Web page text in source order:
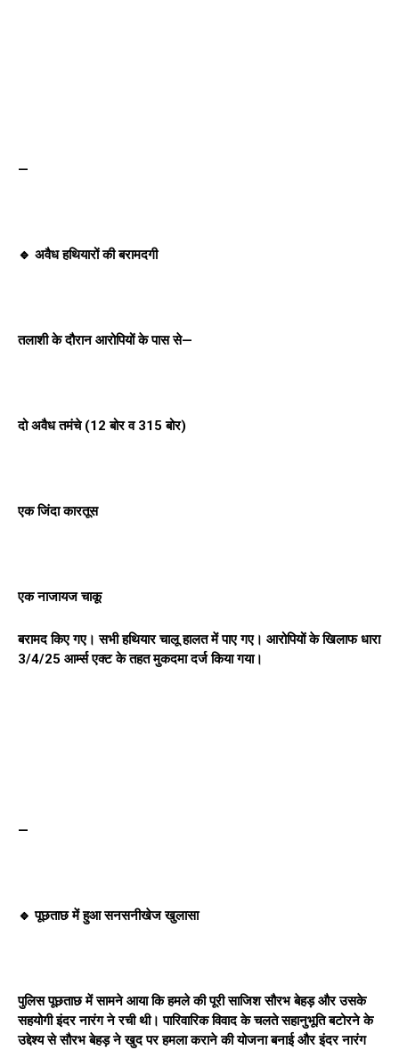
—
🔹 अवैध हथियारों की बरामदगी
तलाशी के दौरान आरोपियों के पास से—
दो अवैध तमंचे (12 बोर व 315 बोर)
एक जिंदा कारतूस
एक नाजायज चाकू
बरामद किए गए। सभी हथियार चालू हालत में पाए गए। आरोपियों के खिलाफ धारा
3/4/25 आर्म्स एक्ट के तहत मुकदमा दर्ज किया गया।
—
🔹 पूछताछ में हुआ सनसनीखेज खुलासा
पुलिस पूछताछ में सामने आया कि हमले की पूरी साजिश सौरभ बेहड़ और उसके
सहयोगी इंदर नारंग ने रची थी। पारिवारिक विवाद के चलते सहानुभूति बटोरने के
उद्देश्य से सौरभ बेहड़ ने खुद पर हमला कराने की योजना बनाई और इंदर नारंग